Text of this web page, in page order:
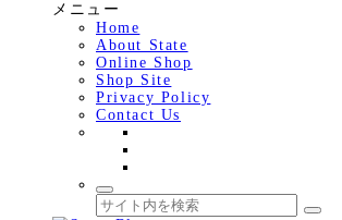
メニュー
Home
About State
Online Shop
Shop Site
Privacy Policy
Contact Us